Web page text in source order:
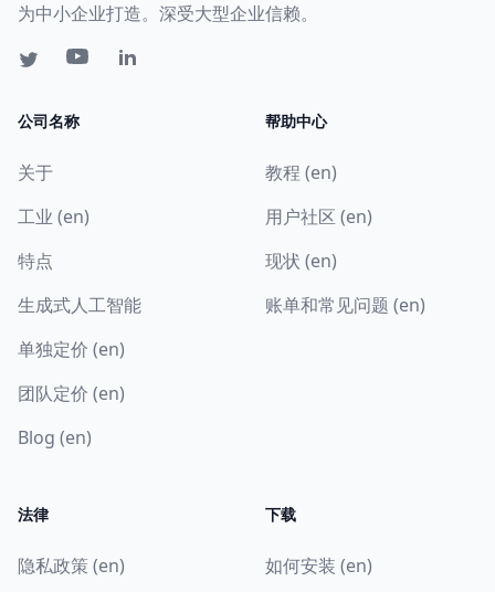
为中小企业打造。深受大型企业信赖。
公司名称
关于
工业 (en)
特点
生成式人工智能
单独定价 (en)
团队定价 (en)
Blog (en)
帮助中心
教程 (en)
用户社区 (en)
现状 (en)
账单和常见问题 (en)
法律
隐私政策 (en)
下载
如何安装 (en)